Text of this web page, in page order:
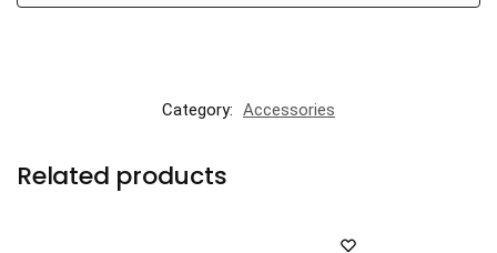
Category: Accessories
Related products